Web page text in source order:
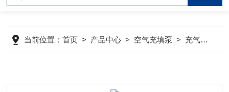
当前位置：首页 > 产品中心 > 空气充填泵 > 充气箱